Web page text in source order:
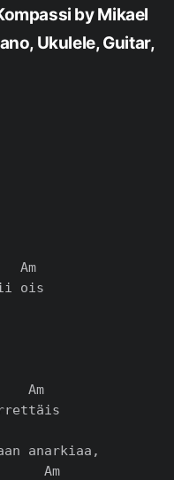
by Mikael
Ukulele, Guitar,
Am
ois
Am
anarkiaa,
Am